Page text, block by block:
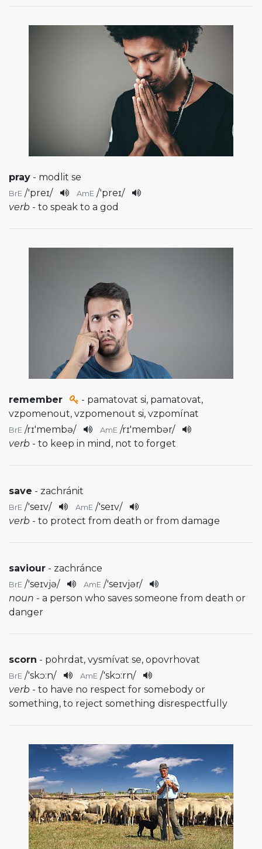
pray - modlit se
BrE /'preɪ/ AmE /'preɪ/
verb - to speak to a god
remember
- pamatovat si, pamatovat,
vzpomenout, vzpomenout si, vzpomínat
BrE /rɪ'membə/ AmE /rɪ'membər/
verb - to keep in mind, not to forget
save - zachránit
BrE /'seɪv/ AmE /'seɪv/
verb - to protect from death or from damage
saviour - zachránce
BrE /'seɪvjə/ AmE /'seɪvjər/
noun - a person who saves someone from death or
danger
scorn - pohrdat, vysmívat se, opovrhovat
BrE /'skɔ:n/ AmE /'skɔ:rn/
verb - to have no respect for somebody or
something, to reject something disrespectfully